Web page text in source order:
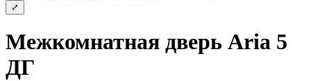
⤢
Межкомнатная дверь Aria 5
ДГ